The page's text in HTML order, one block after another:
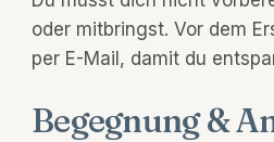
oder mitbringst. Vor dem
per E-Mail, damit du
Begegnung &